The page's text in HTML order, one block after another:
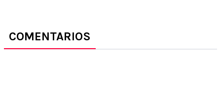
COMENTARIOS